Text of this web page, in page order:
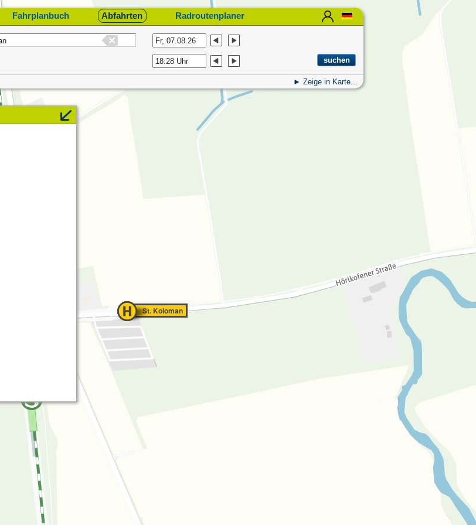
St. Koloman
Fahrplanbuch Abfahrten Radroutenplaner
Zeige in Karte...